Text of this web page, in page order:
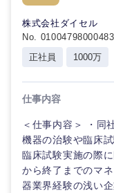
株式会社ダイセル
No. 01004798000483
正社員
1000万
仕事内容
＜仕事内容＞ ・同
機器の治験や臨床
臨床試験実施の際
から終了までのマ
器業界経験の浅い